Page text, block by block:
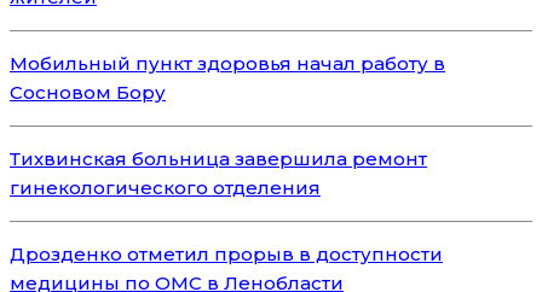
Мобильный пункт здоровья начал работу в
Сосновом Бору
Тихвинская больница завершила ремонт
гинекологического отделения
Дрозденко отметил прорыв в доступности
медицины по ОМС в Ленобласти